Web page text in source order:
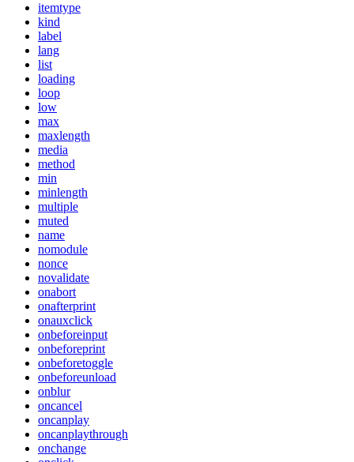
itemtype
kind
label
lang
list
loading
loop
low
max
maxlength
media
method
min
minlength
multiple
muted
name
nomodule
nonce
novalidate
onabort
onafterprint
onauxclick
onbeforeinput
onbeforeprint
onbeforetoggle
onbeforeunload
onblur
oncancel
oncanplay
oncanplaythrough
onchange